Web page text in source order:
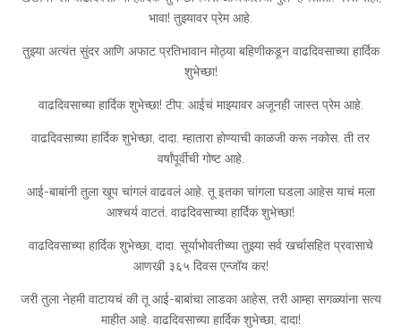
भावा! तुझ्यावर प्रेम आहे.
तुझ्या अत्यंत सुंदर आणि अफाट प्रतिभावान मोठ्या बहिणीकडून वाढदिवसाच्या हार्दिक
शुभेच्छा!
वाढदिवसाच्या हार्दिक शुभेच्छा! टीप: आईचं माझ्यावर अजूनही जास्त प्रेम आहे.
वाढदिवसाच्या हार्दिक शुभेच्छा, दादा. म्हातारा होण्याची काळजी करू नकोस. ती तर
वर्षांपूर्वीची गोष्ट आहे.
आई-बाबांनी तुला खूप चांगलं वाढवलं आहे. तू इतका चांगला घडला आहेस याचं मला
आश्चर्य वाटतं. वाढदिवसाच्या हार्दिक शुभेच्छा!
वाढदिवसाच्या हार्दिक शुभेच्छा, दादा. सूर्याभोवतीच्या तुझ्या सर्व खर्चासहित प्रवासाचे
आणखी ३६५ दिवस एन्जॉय कर!
जरी तुला नेहमी वाटायचं की तू आई-बाबांचा लाडका आहेस, तरी आम्हा सगळ्यांना सत्य
माहीत आहे. वाढदिवसाच्या हार्दिक शुभेच्छा, दादा!